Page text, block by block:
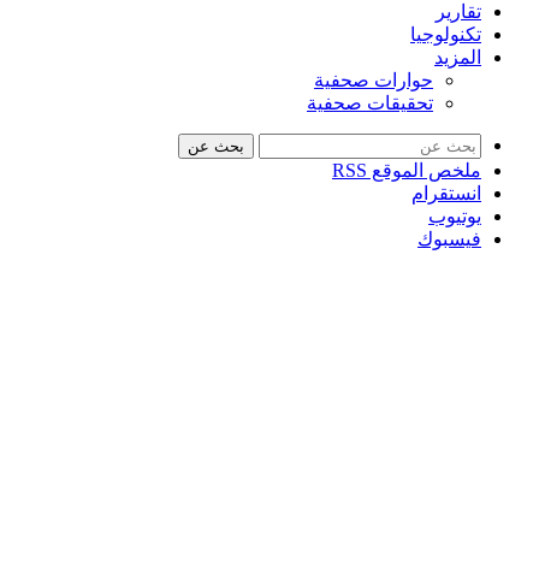
تقارير
تكنولوجيا
المزيد
حوارات صحفية
تحقيقات صحفية
بحث عن
ملخص الموقع RSS
انستقرام
يوتيوب
فيسبوك